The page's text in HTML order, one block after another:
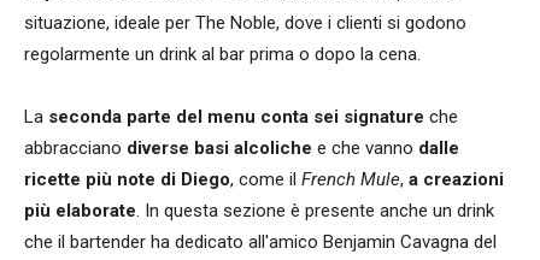
situazione, ideale per The Noble, dove i clienti si godono
regolarmente un drink al bar prima o dopo la cena.
La seconda parte del menu conta sei signature che
abbracciano diverse basi alcoliche e che vanno dalle
ricette più note di Diego, come il French Mule, a creazioni
più elaborate. In questa sezione è presente anche un drink
che il bartender ha dedicato all'amico Benjamin Cavagna del